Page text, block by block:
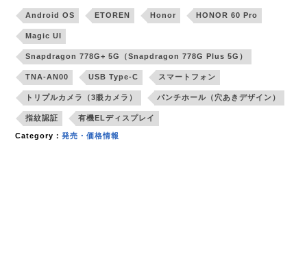
Android OS ETOREN Honor HONOR 60 Pro
Magic UI
Snapdragon 778G+ 5G（Snapdragon 778G Plus 5G）
TNA-AN00 USB Type-C スマートフォン
トリプルカメラ（3眼カメラ） パンチホール（穴あきデザイン）
指紋認証 有機ELディスプレイ
Category：発売・価格情報